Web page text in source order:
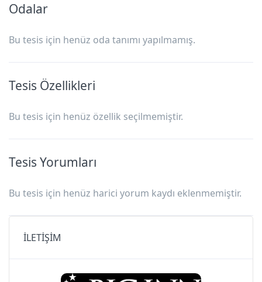
Odalar
Bu tesis için henüz oda tanımı yapılmamış.
Tesis Özellikleri
Bu tesis için henüz özellik seçilmemiştir.
Tesis Yorumları
Bu tesis için henüz harici yorum kaydı eklenmemiştir.
İLETİŞİM